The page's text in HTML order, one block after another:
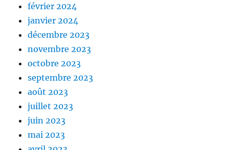
février 2024
janvier 2024
décembre 2023
novembre 2023
octobre 2023
septembre 2023
août 2023
juillet 2023
juin 2023
mai 2023